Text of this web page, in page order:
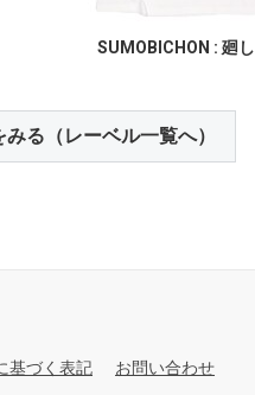
SUMOBICHON : 廻し
る（レーベル一覧へ）
基づく表記 お問い合わせ